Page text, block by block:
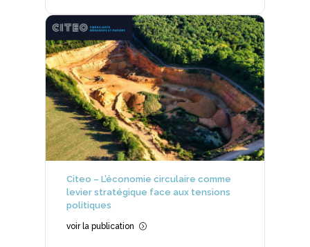
Citeo – L’économie circulaire comme
levier stratégique face aux tensions
politiques
voir la publication =